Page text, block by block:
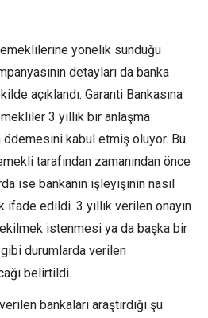
emeklilerine yönelik sunduğu
detayları da banka
açıklandı. Garanti Bankasına
3 yıllık bir anlaşma
kabul etmiş oluyor. Bu
tarafından zamanından önce
ise bankanın işleyişinin nasıl
ifade edildi. 3 yıllık verilen onayın
istenmesi ya da başka bir
durumlarda verilen
belirtildi.
bankaları araştırdığı şu